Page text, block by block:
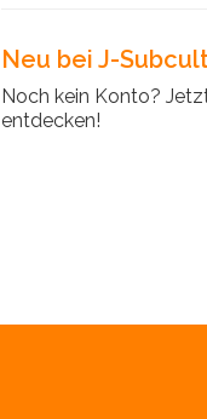
Neu bei J-
Noch kein Konto?
entdecken!